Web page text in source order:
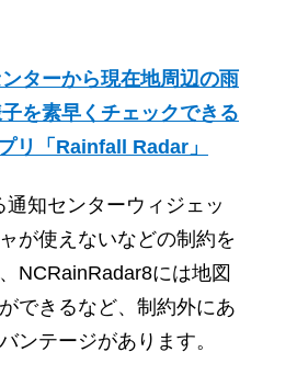
ターから現在地周辺の雨
を素早くチェックできる
リ「Rainfall Radar」
知センターウィジェッ
が使えないなどの制約を
NCRainRadar8には地図
できるなど、制約外にあ
ンテージがあります。